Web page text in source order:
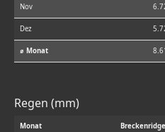
Nov
Dez
⌀ Monat 8.61
Regen (mm)
Monat Breckenridge